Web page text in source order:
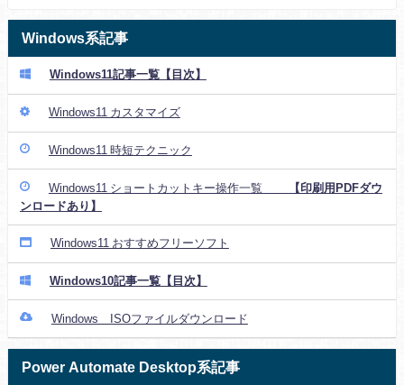
Windows系記事
Windows11記事一覧【目次】
Windows11 カスタマイズ
Windows11 時短テクニック
Windows11 ショートカットキー操作一覧
【印刷用PDFダウ
ンロードあり】
Windows11 おすすめフリーソフト
Windows10記事一覧【目次】
Windows ISOファイルダウンロード
Power Automate Desktop系記事